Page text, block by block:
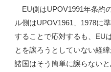
EU側はUPOV1991年条約
ル側はUPOV1961、1978に
することで応対するも、EU
とを譲ろうとしていない経
諸国はそう簡単に譲らない